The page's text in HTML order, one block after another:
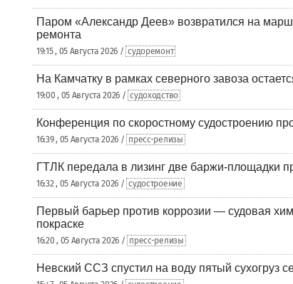
Паром «Александр Деев» возвратился на
ремонта
19:15 , 05 Августа 2026 / судоремонт
На Камчатку в рамках северного завоза
19:00 , 05 Августа 2026 / судоходство
Конференция по скоростному судостроению
16:39 , 05 Августа 2026 / пресс-релизы
ГТЛК передала в лизинг две баржи-площадки
16:32 , 05 Августа 2026 / судостроение
Первый барьер против коррозии — судовая
покраске
16:20 , 05 Августа 2026 / пресс-релизы
Невский ССЗ спустил на воду пятый сухогруз